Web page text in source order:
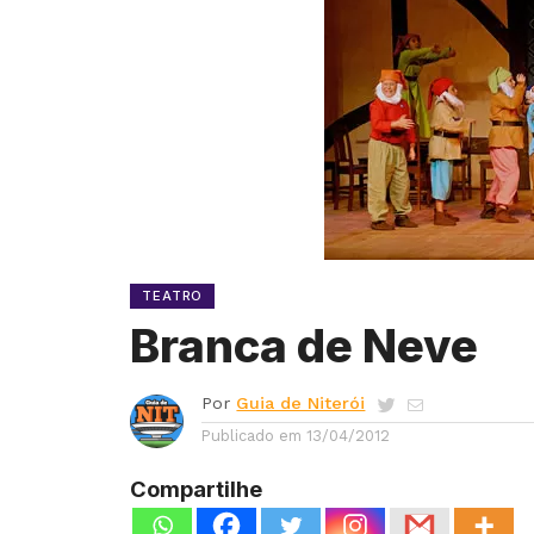
TEATRO
Branca de Neve
Por Guia de Niterói
Publicado em 13/04/2012
Compartilhe